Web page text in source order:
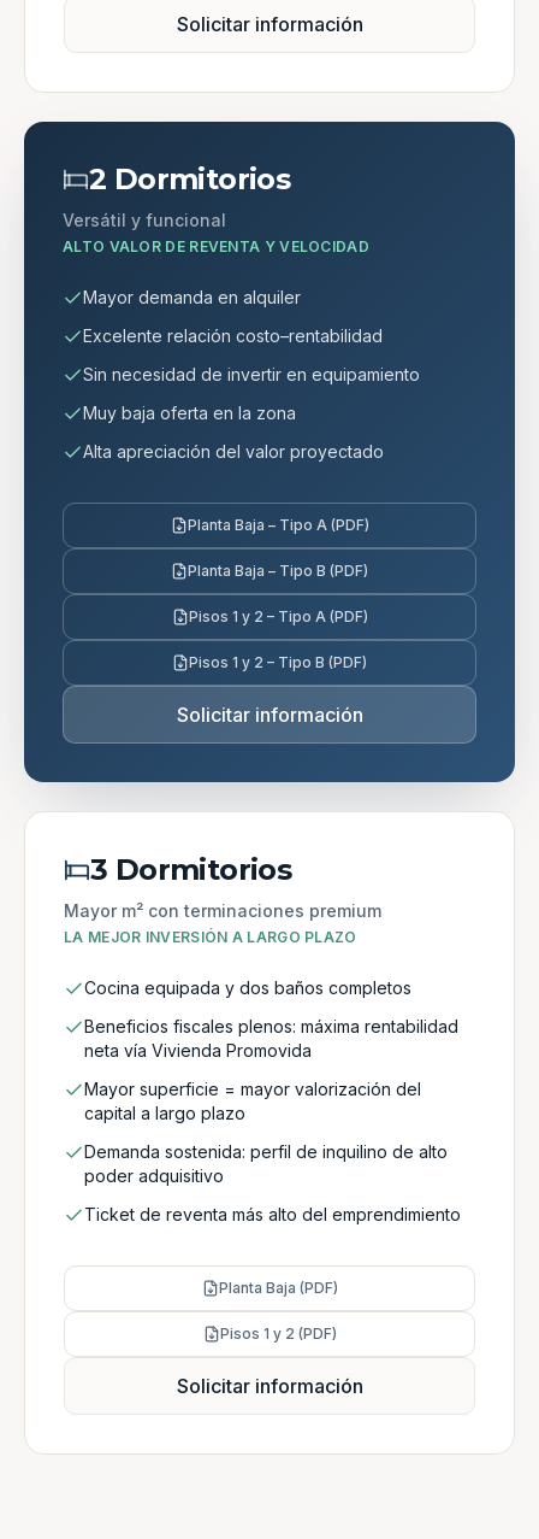
Solicitar información
2 Dormitorios
Versátil y funcional
ALTO VALOR DE REVENTA Y VELOCIDAD
Mayor demanda en alquiler
Excelente relación costo–rentabilidad
Sin necesidad de invertir en equipamiento
Muy baja oferta en la zona
Alta apreciación del valor proyectado
Planta Baja – Tipo A (PDF)
Planta Baja – Tipo B (PDF)
Pisos 1 y 2 – Tipo A (PDF)
Pisos 1 y 2 – Tipo B (PDF)
Solicitar información
3 Dormitorios
Mayor m² con terminaciones premium
LA MEJOR INVERSIÓN A LARGO PLAZO
Cocina equipada y dos baños completos
Beneficios fiscales plenos: máxima rentabilidad
neta vía Vivienda Promovida
Mayor superficie = mayor valorización del
capital a largo plazo
Demanda sostenida: perfil de inquilino de alto
poder adquisitivo
Ticket de reventa más alto del emprendimiento
Planta Baja (PDF)
Pisos 1 y 2 (PDF)
Solicitar información